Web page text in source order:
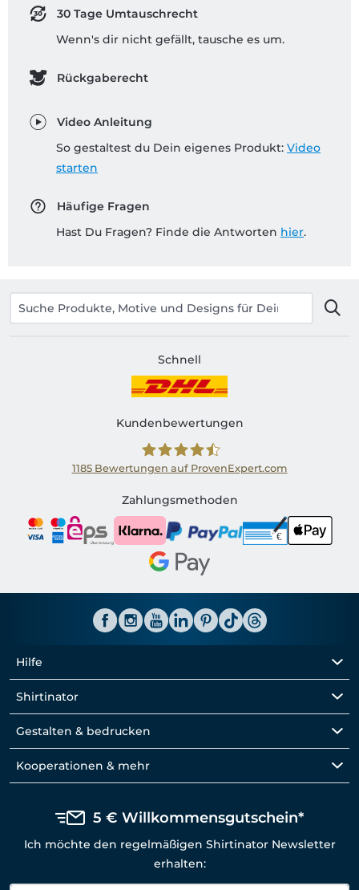
30 Tage Umtauschrecht
Wenn's dir nicht gefällt, tausche es um.
Rückgaberecht
Video Anleitung
So gestaltest du Dein eigenes Produkt: Video
starten
Häufige Fragen
Hast Du Fragen? Finde die Antworten hier.
Schnell
Kundenbewertungen
Shirtinator AT
1185Bewertungen auf ProvenExpert.com
Zahlungsmethoden
Hilfe
Shirtinator
Gestalten & bedrucken
Kooperationen & mehr
5 € Willkommensgutschein*
Ich möchte den regelmäßigen Shirtinator Newsletter
erhalten: